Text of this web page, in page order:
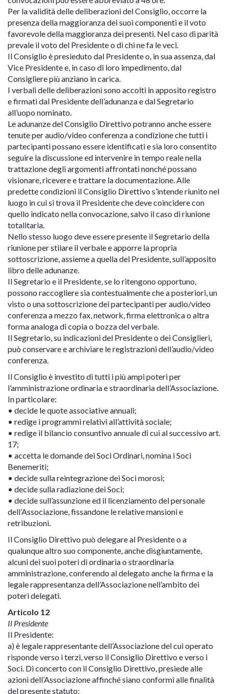
Per la validità delle deliberazioni del Consiglio, occorre la
presenza della maggioranza dei suoi componenti e il voto
favorevole della maggioranza dei presenti. Nel caso di parità
prevale il voto del Presidente o di chi ne fa le veci.
Il Consiglio è presieduto dal Presidente o, in sua assenza, dal
Vice Presidente e, in caso di loro impedimento, dal
Consigliere più anziano in carica.
I verbali delle deliberazioni sono accolti in apposito registro
e firmati dal Presidente dell’adunanza e dal Segretario
all’uopo nominato.
Le adunanze del Consiglio Direttivo potranno anche essere
tenute per audio/video conferenza a condizione che tutti i
partecipanti possano essere identificati e sia loro consentito
seguire la discussione ed intervenire in tempo reale nella
trattazione degli argomenti affrontati nonché possano
visionare, ricevere e trattare la documentazione. Alle
predette condizioni il Consiglio Direttivo s’intende riunito nel
luogo in cui si trova il Presidente che deve coincidere con
quello indicato nella convocazione, salvo il caso di riunione
totalitaria.
Nello stesso luogo deve essere presente il Segretario della
riunione per stilare il verbale e apporre la propria
sottoscrizione, assieme a quella del Presidente, sull’apposito
libro delle adunanze.
Il Segretario e il Presidente, se lo ritengono opportuno,
possono raccogliere sia contestualmente che a posteriori, un
visto o una sottoscrizione dei partecipanti per audio/video
conferenza a mezzo fax, network, firma elettronica o altra
forma analoga di copia o bozza del verbale.
Il Segretario, su indicazioni del Presidente o dei Consiglieri,
può conservare e archiviare le registrazioni dell’audio/video
conferenza.
Il Consiglio è investito di tutti i più ampi poteri per
l’amministrazione ordinaria e straordinaria dell’Associazione.
In particolare:
• decide le quote associative annuali;
• redige i programmi relativi all’attività sociale;
• redige il bilancio consuntivo annuale di cui al successivo art.
17;
• accetta le domande dei Soci Ordinari, nomina i Soci
Benemeriti;
• decide sulla reintegrazione dei Soci morosi;
• decide sulla radiazione dei Soci;
• decide sull’assunzione ed il licenziamento del personale
dell’Associazione, fissandone le relative mansioni e
retribuzioni.
Il Consiglio Direttivo può delegare al Presidente o a
qualunque altro suo componente, anche disgiuntamente,
alcuni dei suoi poteri di ordinaria o straordinaria
amministrazione, conferendo al delegato anche la firma e la
legale rappresentanza dell’Associazione nell’ambito dei
poteri delegati.
Articolo 12
Il Presidente
Il Presidente:
a) è legale rappresentante dell’Associazione del cui operato
risponde verso i terzi, verso il Consiglio Direttivo e verso i
Soci. Di concerto con il Consiglio Direttivo, presiede alle
azioni dell’Associazione affinché siano conformi alle finalità
del presente statuto;